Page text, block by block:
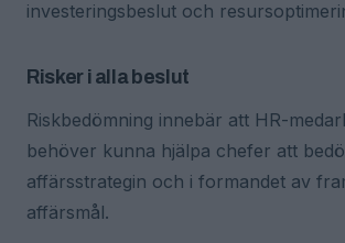
investeringsbeslut och
Risker i alla beslut
Riskbedömning innebär att HR-
behöver kunna hjälpa chefer att
affärsstrategin och i formandet av
affärsmål.